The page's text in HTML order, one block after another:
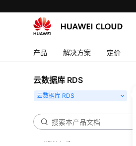
产品 解决方案 定价
云数据库 RDS
用户指南
最佳实践
性能白皮书
SDK参考
常见问题
故障排除